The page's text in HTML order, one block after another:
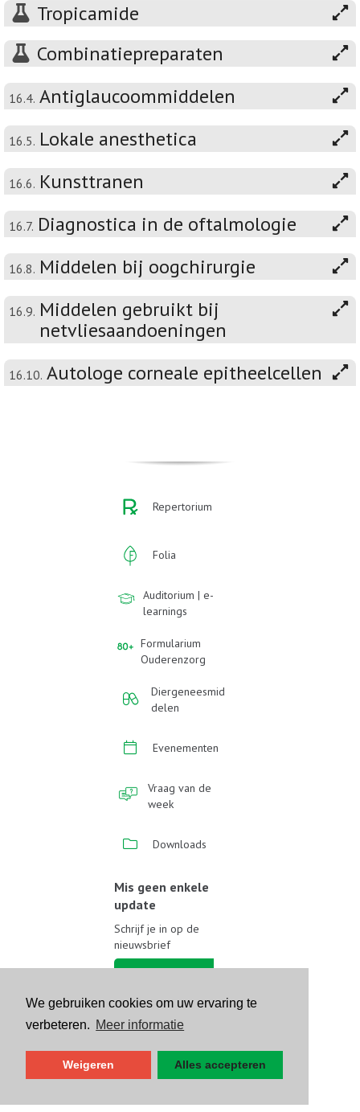
We gebruiken cookies om uw ervaring te
verbeteren. Meer informatie
Weigeren Alles accepteren
Tropicamide
Combinatiepreparaten
16.4. Antiglaucoommiddelen
16.5. Lokale anesthetica
16.6. Kunsttranen
16.7. Diagnostica in de oftalmologie
16.8. Middelen bij oogchirurgie
16.9. Middelen gebruikt bij
netvliesaandoeningen
16.10. Autologe corneale epitheelcellen
Repertorium
Folia
Auditorium | e-
learnings
Formularium
Ouderenzorg
Diergeneesmid
delen
Evenementen
Vraag van de
week
Downloads
Mis geen enkele
update
Schrijf je in op de
nieuwsbrief
Volg ons op sociale media